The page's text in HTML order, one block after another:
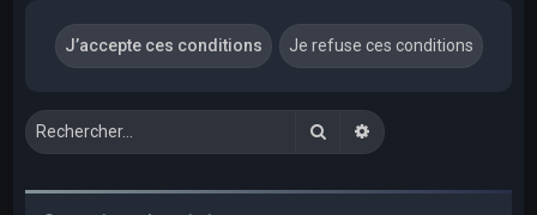
RechercherRecherche avancée